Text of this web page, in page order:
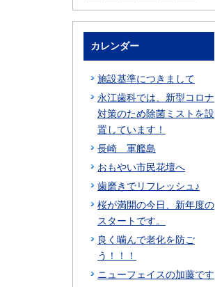
カレンダー
施設基準につきまして
永江歯科では、新型コロナ
対策のため除菌ミストを設
置しています！
長崎 軍艦島
おもやい市民花壇へ
歯磨きでリフレッシュ♪
桜が満開の今日、新年度の
スタートです。
良く噛んで老化を防ご
う！！！
ニューフェイスの加藤です